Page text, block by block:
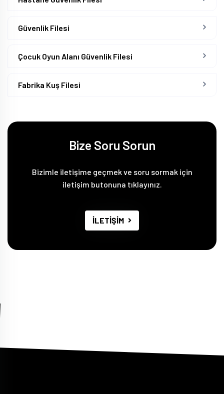
Güvenlik Filesi
Çocuk Oyun Alanı Güvenlik Filesi
Fabrika Kuş Filesi
Bize Soru Sorun
Bizimle iletişime geçmek ve soru sormak için
iletişim butonuna tıklayınız.
İLETİŞİM